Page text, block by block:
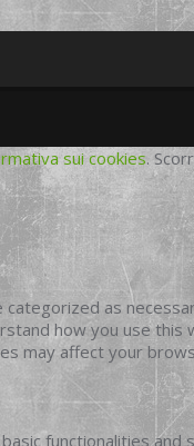
sui cookies.
as
how you use
may affect your
functionalities